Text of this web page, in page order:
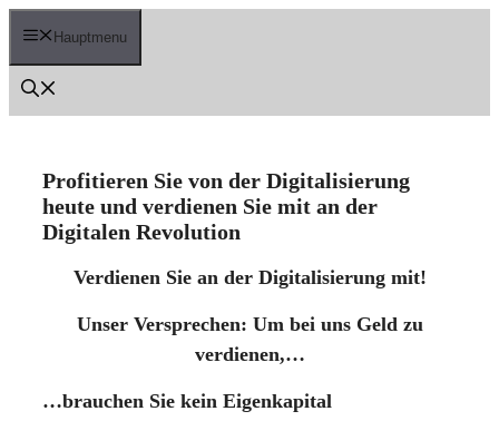
Zum
Inhalt Hauptmenu
Profitieren Sie von der Digitalisierung
heute und verdienen Sie mit an der
Digitalen Revolution
Verdienen Sie an der Digitalisierung mit!
Unser Versprechen: Um bei uns Geld zu
verdienen,…
…brauchen Sie kein Eigenkapital